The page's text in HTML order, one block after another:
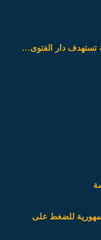
تستهدف دار الفتوى…
للضغط على